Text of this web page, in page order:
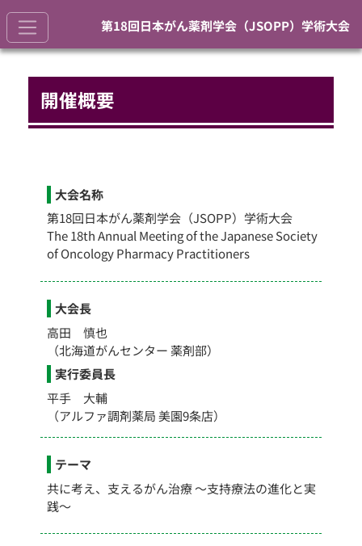
第18回日本がん薬剤学会（JSOPP）学術大会
開催概要
大会名称
第18回日本がん薬剤学会（JSOPP）学術大会
The 18th Annual Meeting of the Japanese Society
of Oncology Pharmacy Practitioners
大会長
高田 慎也
（北海道がんセンター 薬剤部）
実行委員長
平手 大輔
（アルファ調剤薬局 美園9条店）
テーマ
共に考え、支えるがん治療 ～支持療法の進化と実
践～